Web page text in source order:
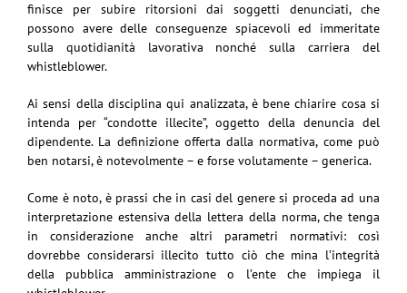
finisce per subire ritorsioni dai soggetti denunciati, che
possono avere delle conseguenze spiacevoli ed immeritate
sulla quotidianità lavorativa nonché sulla carriera del
whistleblower.
Ai sensi della disciplina qui analizzata, è bene chiarire cosa si
intenda per “condotte illecite”, oggetto della denuncia del
dipendente. La definizione offerta dalla normativa, come può
ben notarsi, è notevolmente – e forse volutamente – generica.
Come è noto, è prassi che in casi del genere si proceda ad una
interpretazione estensiva della lettera della norma, che tenga
in considerazione anche altri parametri normativi: così
dovrebbe considerarsi illecito tutto ciò che mina l’integrità
della pubblica amministrazione o l’ente che impiega il